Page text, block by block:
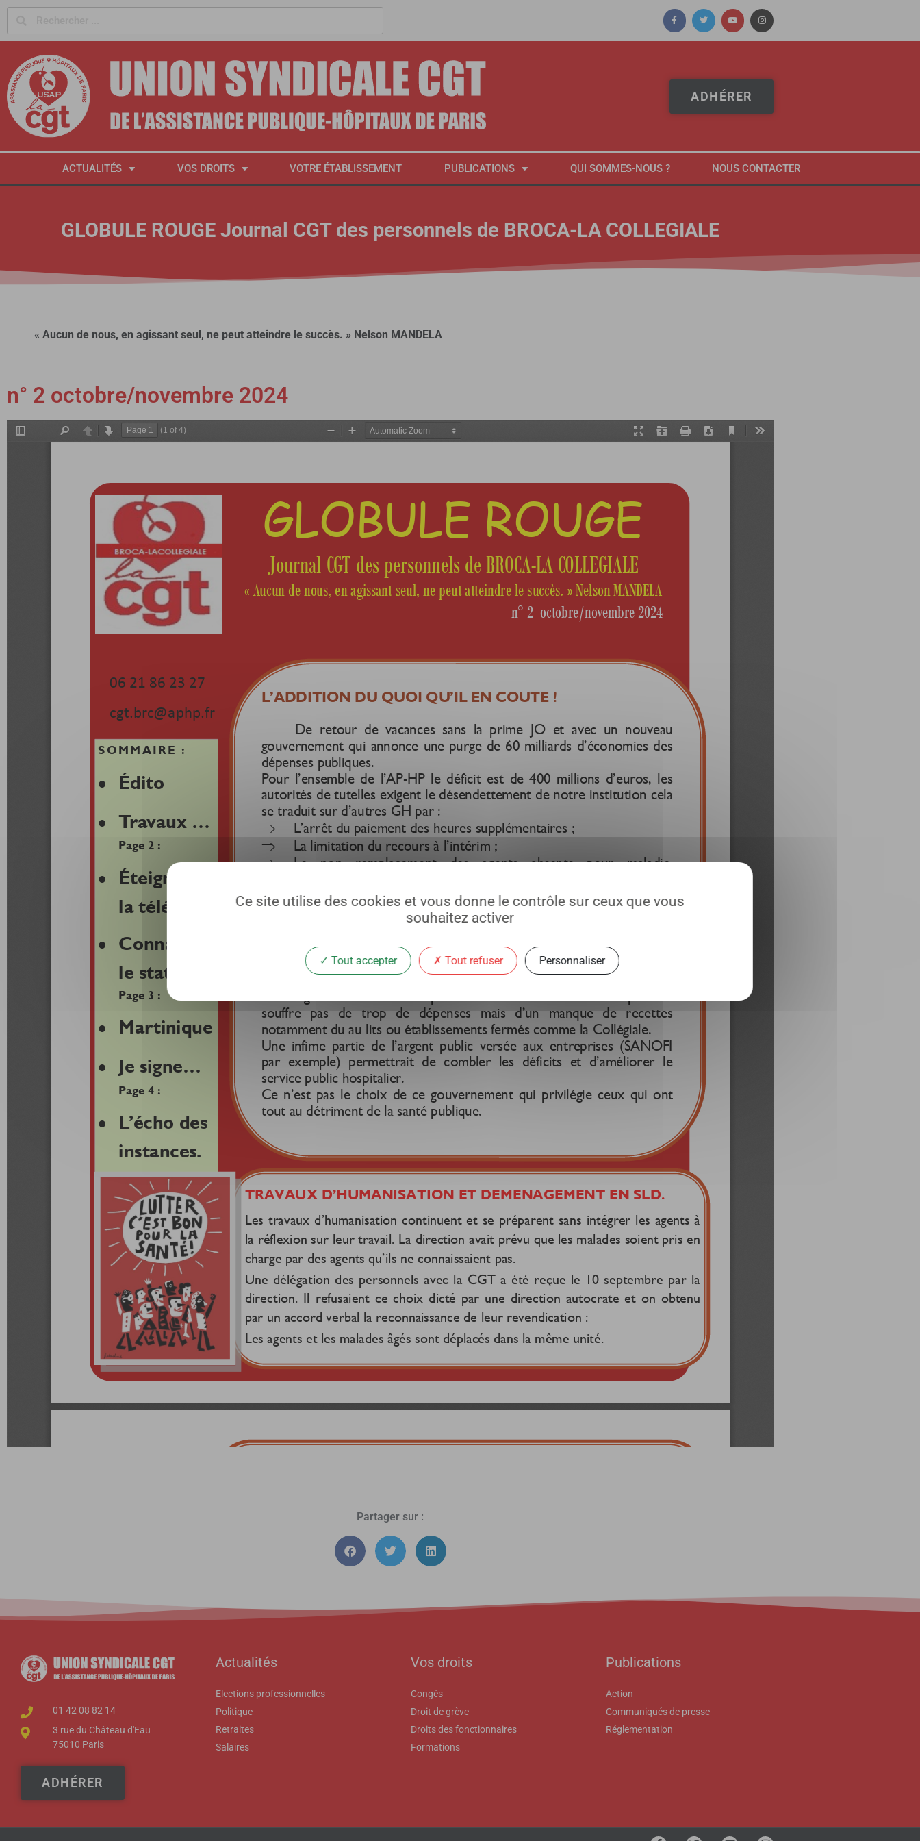
ADHÉRER
ACTUALITÉS VOS DROITS VOTRE ÉTABLISSEMENT PUBLICATIONS QUI SOMMES-NOUS ? NOUS CONTACTER
GLOBULE ROUGE Journal CGT des personnels de BROCA-LA COLLEGIALE
« Aucun de nous, en agissant seul, ne peut atteindre le succès. » Nelson MANDELA
n° 2 octobre/novembre 2024
Partager sur :
01 42 08 82 14
3 rue du Château d'Eau
75010 Paris
ADHÉRER
Actualités
Elections professionnelles
Politique
Retraites
Salaires
Vos droits
Congés
Droit de grève
Droits des fonctionnaires
Formations
Publications
Action
Communiqués de presse
Réglementation
Panneau de gestion des cookies
Ce site utilise des cookies et vous donne le contrôle sur ceux que vous
souhaitez activer
Tout accepter Tout refuser Personnaliser